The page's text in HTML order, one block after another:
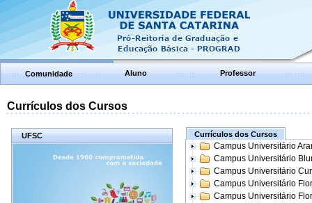
Comunidade Aluno Professor
Currículos dos Cursos
UFSC Currículos dos Cursos
Campus Universitário
Campus Universitário
Campus Universitário
Campus Universitário
Campus Universitário